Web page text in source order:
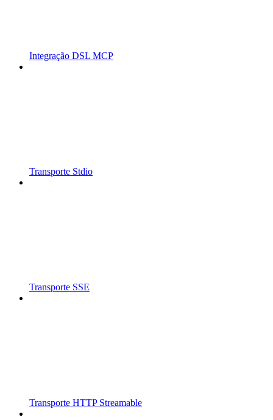
Integração DSL MCP
Transporte Stdio
Transporte SSE
Transporte HTTP Streamable